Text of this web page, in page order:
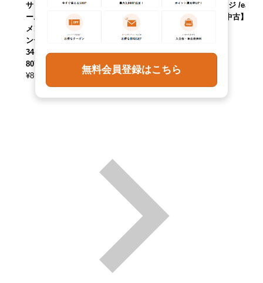
サッカーユニフォ
ーム ゲームシャツ
メンズS相当 ヴィ
ンテージ /eaa6647
34 【中古】 【260
807】
¥8,690
ャツ メンズL相当 /
eaa646932 【中
古】 【260523】
8,690(税込)
ヴィンテージ /eaa
662670 【中古】
【260727】
¥7,590
無料会員登録はこちら